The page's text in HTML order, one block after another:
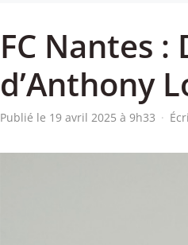
FC Nantes
d’Anthony
Publié le 19 avril 2025 à 9h33 ·